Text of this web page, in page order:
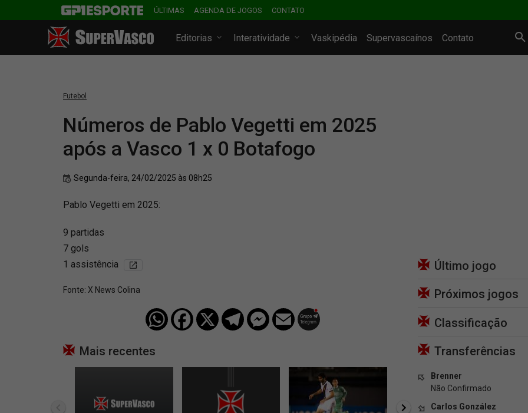
ÚLTIMAS AGENDA DE JOGOS CONTATO
Editorias Interatividade Vaskipédia Supervascaínos Contato
Futebol
Números de Pablo Vegetti em 2025
após a Vasco 1 x 0 Botafogo
Segunda-feira, 24/02/2025 às 08h25
Pablo Vegetti em 2025:
9 partidas
7 gols
1 assistência
Fonte: X News Colina
Mais recentes
Último jogo
Próximos jogos
Classificação
Transferências
Brenner
Não Confirmado
Carlos González